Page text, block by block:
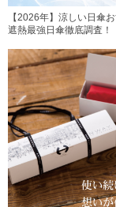
【2026年】涼しい日傘お
遮熱最強日傘徹底調査！